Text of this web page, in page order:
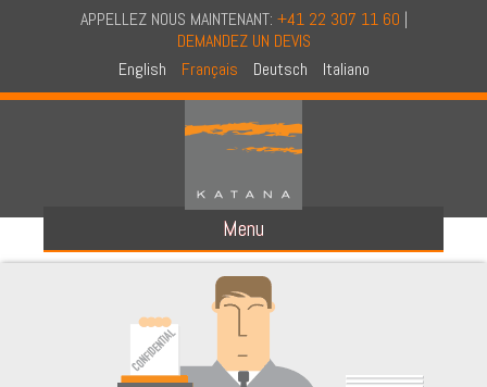
APPELLEZ NOUS MAINTENANT: +41 22 307 11 60 |
DEMANDEZ UN DEVIS
English
Français Deutsch Italiano
Menu
A PROPOS DE NOUS
A PROPOS DE KATANA
CONCEPT